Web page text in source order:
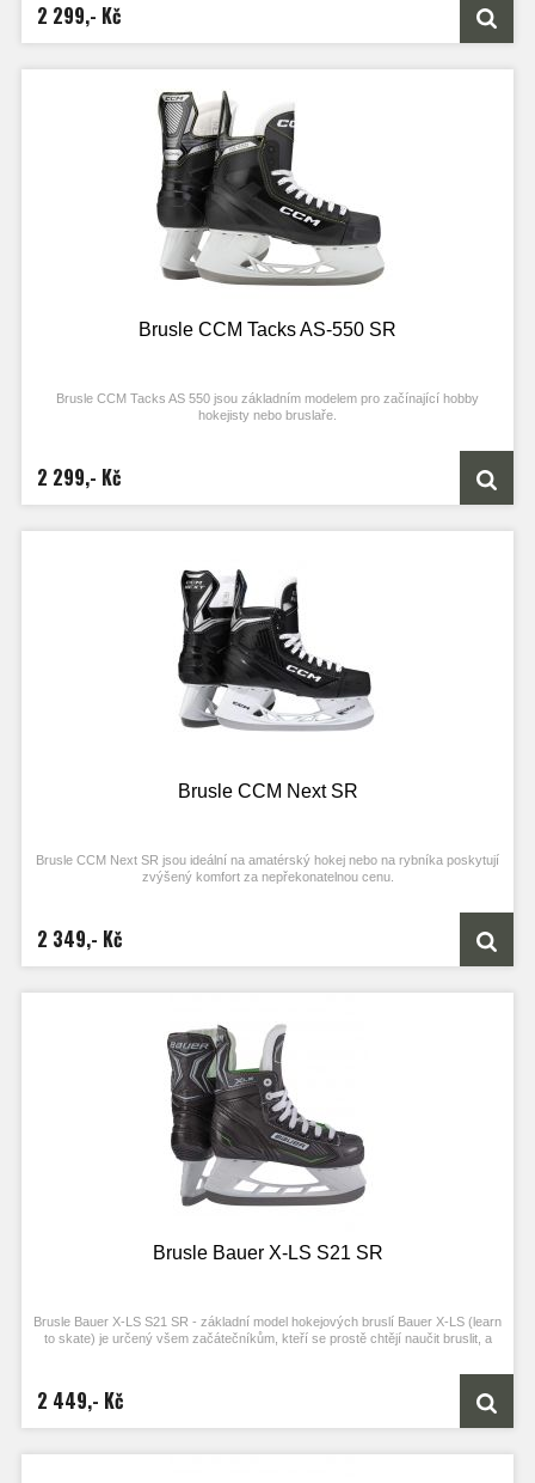
2 299,- Kč
Brusle CCM Tacks AS-550 SR
Brusle CCM Tacks AS 550 jsou základním modelem pro začínající hobby
hokejisty nebo bruslaře.
2 299,- Kč
Brusle CCM Next SR
Brusle CCM Next SR jsou ideální na amatérský hokej nebo na rybníka poskytují
zvýšený komfort za nepřekonatelnou cenu.
2 349,- Kč
Brusle Bauer X-LS S21 SR
Brusle Bauer X-LS S21 SR - základní model hokejových bruslí Bauer X-LS (learn
to skate) je určený všem začátečníkům, kteří se prostě chtějí naučit bruslit, a
2 449,- Kč